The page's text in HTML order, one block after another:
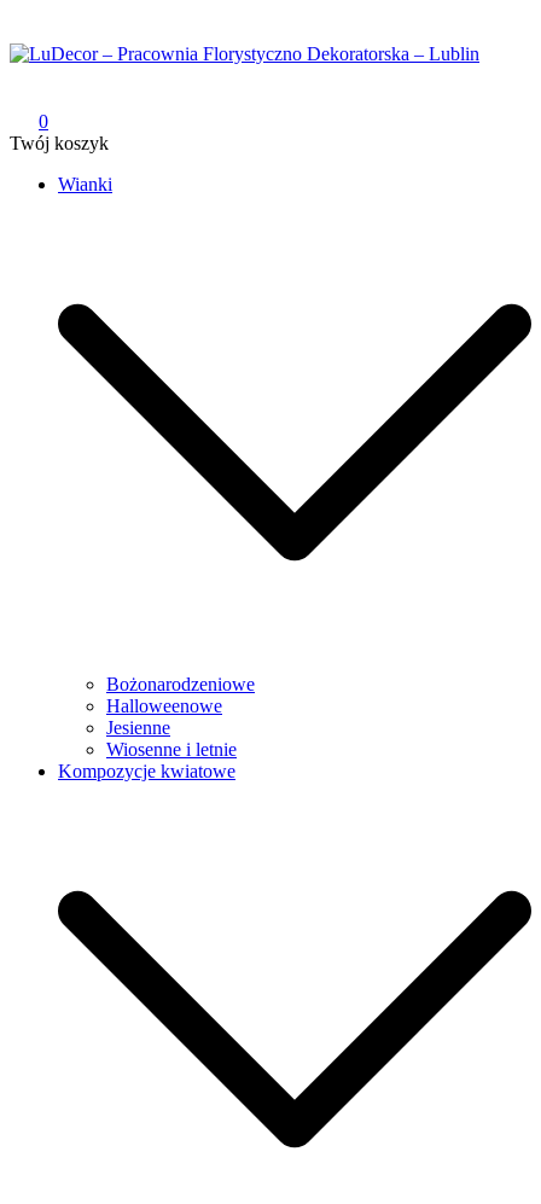
do
treści
0
Twój koszyk
Wianki
Bożonarodzeniowe
Halloweenowe
Jesienne
Wiosenne i letnie
Kompozycje kwiatowe